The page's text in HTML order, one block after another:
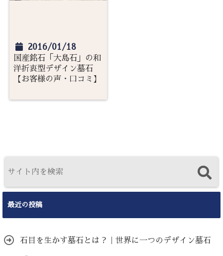
2016/01/18
国産銘石「大島石」の和
洋折衷型デザイン墓石
【お客様の声・口コミ】
最近の投稿
石目を生かす墓石とは？｜世界に一つのデザイン墓石